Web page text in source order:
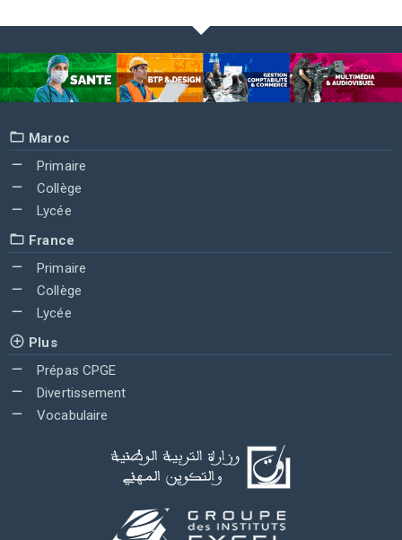
Maroc
Primaire
Collège
Lycée
France
Primaire
Collège
Lycée
Plus
Prépas CPGE
Divertissement
Vocabulaire